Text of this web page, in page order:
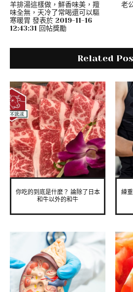
羊排湯這樣做，鮮香味美，羶
味全無，天冷了常喝還可以驅
寒暖胃 發表於 2019-11-16
12:43:31 回帖獎勵
老
Related
你吃的到底是什麼？ 論除了日本
和牛以外的和牛
練